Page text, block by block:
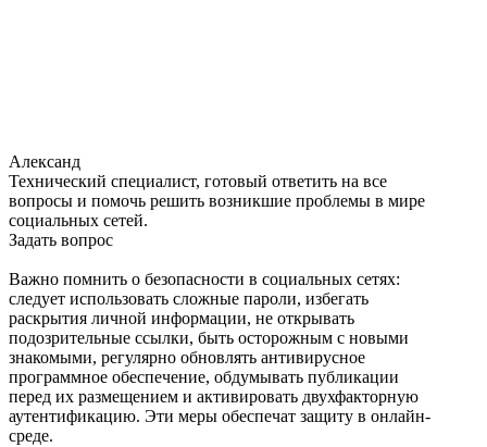
Александ
Технический специалист, готовый ответить на все
вопросы и помочь решить возникшие проблемы в мире
социальных сетей.
Задать вопрос
Важно помнить о безопасности в социальных сетях:
следует использовать сложные пароли, избегать
раскрытия личной информации, не открывать
подозрительные ссылки, быть осторожным с новыми
знакомыми, регулярно обновлять антивирусное
программное обеспечение, обдумывать публикации
перед их размещением и активировать двухфакторную
аутентификацию. Эти меры обеспечат защиту в онлайн-
среде.